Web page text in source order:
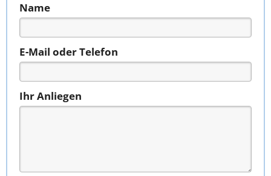
Name
E-Mail oder Telefon
Ihr Anliegen